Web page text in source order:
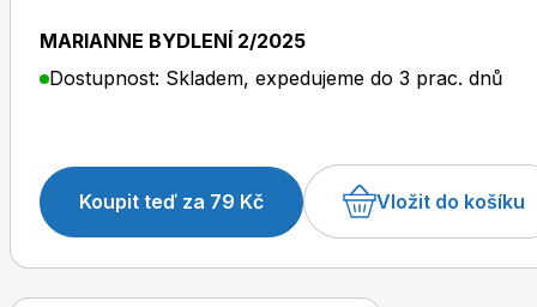
MARIANNE BYDLENÍ 2/2025
Dostupnost: Skladem, expedujeme do 3 prac. dnů
Koupit teď za 79 Kč Vložit do košíku